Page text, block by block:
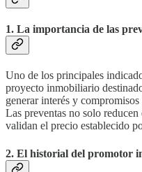
1. La importancia de las
Uno de los principales
proyecto inmobiliario
generar interés y
Las preventas no solo
validan el precio establecido
2. El historial del promotor